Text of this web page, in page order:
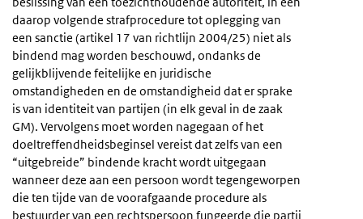
daarop volgende strafprocedure tot oplegging van
een sanctie (artikel 17 van richtlijn 2004/25) niet als
bindend mag worden beschouwd, ondanks de
gelijkblijvende feitelijke en juridische
omstandigheden en de omstandigheid dat er sprake
is van identiteit van partijen (in elk geval in de zaak
GM). Vervolgens moet worden nagegaan of het
doeltreffendheidsbeginsel vereist dat zelfs van een
“uitgebreide” bindende kracht wordt uitgegaan
wanneer deze aan een persoon wordt tegengeworpen
die ten tijde van de voorafgaande procedure als
bestuurder van een rechtspersoon fungeerde die partij